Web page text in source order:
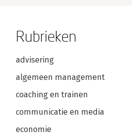
Rubrieken
advisering
algemeen management
coaching en trainen
communicatie en media
economie